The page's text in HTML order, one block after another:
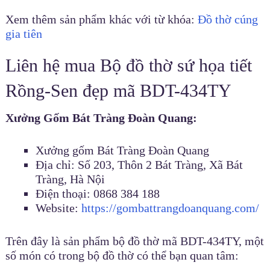
Xem thêm sản phẩm khác với từ khóa: Đồ thờ cúng
gia tiên
Liên hệ mua Bộ đồ thờ sứ họa tiết
Rồng-Sen đẹp mã BDT-434TY
Xưởng Gốm Bát Tràng Đoàn Quang:
Xưởng gốm Bát Tràng Đoàn Quang
Địa chỉ: Số 203, Thôn 2 Bát Tràng, Xã Bát
Tràng, Hà Nội
Điện thoại: 0868 384 188
Website: https://gombattrangdoanquang.com/
Trên đây là sản phẩm bộ đồ thờ mã BDT-434TY, một
số món có trong bộ đồ thờ có thể bạn quan tâm: